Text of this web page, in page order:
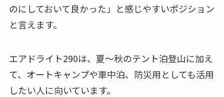
のにしておいて良かった」と感じやすいポジション
と言えます。
エアドライト290は、夏〜秋のテント泊登山に加え
て、オートキャンプや車中泊、防災用としても活用
したい人に向いています。